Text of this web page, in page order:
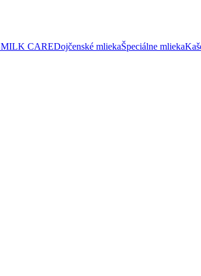
CAREDojčenské mliekaŠpeciálne mlieka